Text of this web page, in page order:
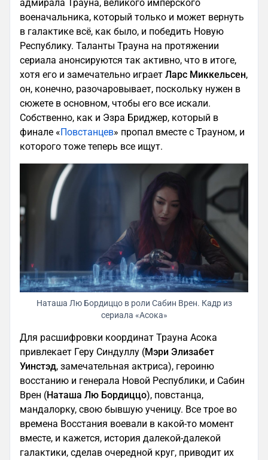
адмирала Трауна, великого имперского
военачальника, который только и может вернуть
в галактике всё, как было, и победить Новую
Республику. Таланты Трауна на протяжении
сериала анонсируются так активно, что в итоге,
хотя его и замечательно играет Ларс Миккельсен,
он, конечно, разочаровывает, поскольку нужен в
сюжете в основном, чтобы его все искали.
Собственно, как и Эзра Бриджер, который в
финале «Повстанцев» пропал вместе с Трауном, и
которого тоже теперь все ищут.
Наташа Лю Бордиццо в роли Сабин Врен. Кадр из
сериала «Асока»
Для расшифровки координат Трауна Асока
привлекает Геру Синдуллу (Мэри Элизабет
Уинстэд, замечательная актриса), героиню
восстанию и генерала Новой Республики, и Сабин
Врен (Наташа Лю Бордиццо), повстанца,
мандалорку, свою бывшую ученицу. Все трое во
времена Восстания воевали в какой-то момент
вместе, и кажется, история далекой-далекой
галактики, сделав очередной круг, приводит их